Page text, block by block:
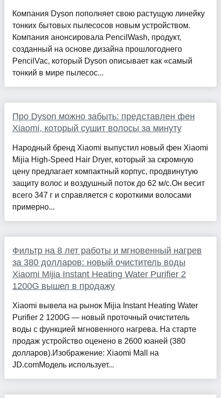
Компания Dyson пополняет свою растущую линейку
тонких бытовых пылесосов новым устройством.
Компания анонсировала PencilWash, продукт,
созданный на основе дизайна прошлогоднего
PencilVac, который Dyson описывает как «самый
тонкий в мире пылесос...
Про Dyson можно забыть: представлен фен
Xiaomi, который сушит волосы за минуту
Народный бренд Xiaomi выпустил новый фен Xiaomi
Mijia High-Speed Hair Dryer, который за скромную
цену предлагает компактный корпус, продвинутую
защиту волос и воздушный поток до 62 м/с.Он весит
всего 347 г и справляется с короткими волосами
примерно...
Фильтр на 8 лет работы и мгновенный нагрев
за 380 долларов: новый очиститель воды
Xiaomi Mijia Instant Heating Water Purifier 2
1200G вышел в продажу
Xiaomi вывела на рынок Mijia Instant Heating Water
Purifier 2 1200G — новый проточный очиститель
воды с функцией мгновенного нагрева. На старте
продаж устройство оценено в 2600 юаней (380
долларов).Изображение: Xiaomi Mall на
JD.comМодель использует...